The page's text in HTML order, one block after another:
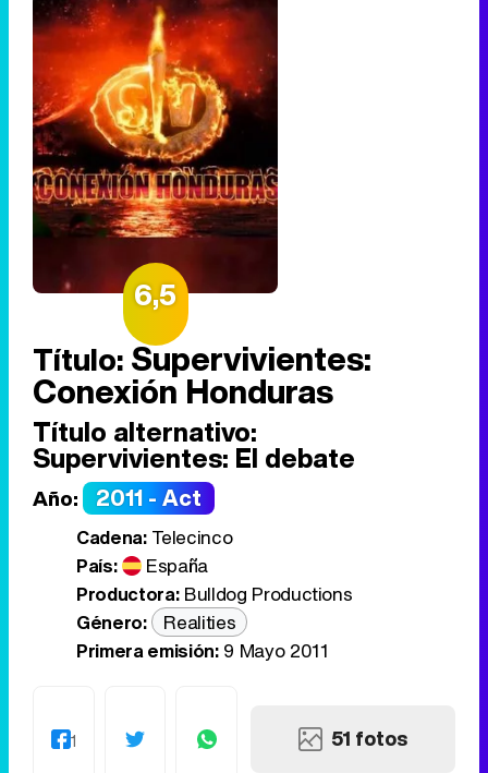
6,5
Título:Supervivientes:
Conexión Honduras
Título alternativo:
Supervivientes: El debate
Año: 2011 - Act
Cadena:Telecinco
País:
España
Productora: Bulldog Productions
Género:
Realities
Primera emisión:9 Mayo 2011
1 51 fotos